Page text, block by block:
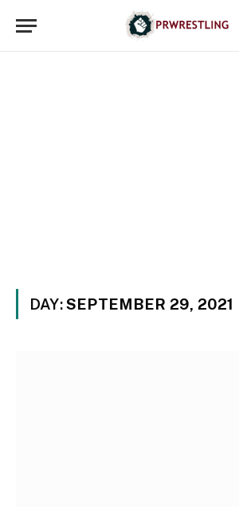
DAY:SEPTEMBER 29, 2021